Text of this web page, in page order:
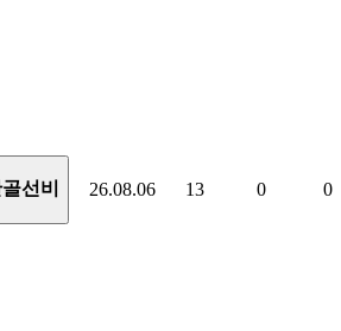
선비 26.08.06 13 0 0